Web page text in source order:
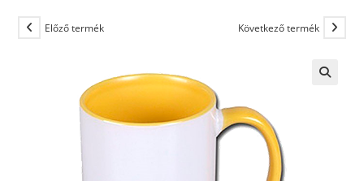
Előző termék Következő termék